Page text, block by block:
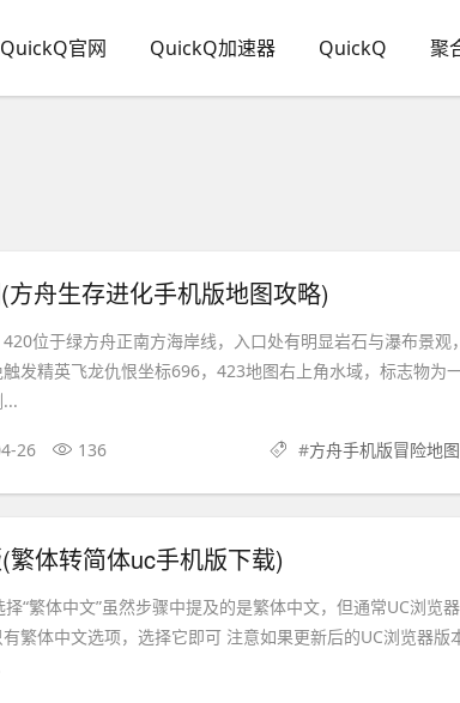
QuickQ官网 QuickQ加速器 QuickQ 聚
舟生存进化手机版地图攻略)
位于绿方舟正南方海岸线，入口处有明显岩石与瀑布景观
发精英飞龙仇恨坐标696，423地图右上角水域，标志物为
26 136 #方舟手机版冒险地图
体转简体uc手机版下载)
“繁体中文”虽然步骤中提及的是繁体中文，但通常UC浏览器
繁体中文选项，选择它即可 注意如果更新后的UC浏览器版